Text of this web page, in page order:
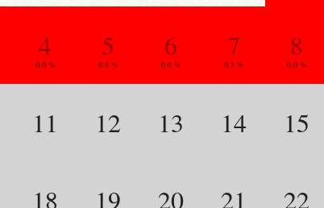
4
0.0 %
5
0.0 %
6
0.0 %
7
0.3 %
8
0.0 %
11 12 13 14 15
18 19 20 21 22